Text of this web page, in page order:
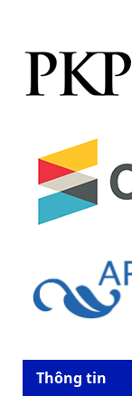
Thông tin